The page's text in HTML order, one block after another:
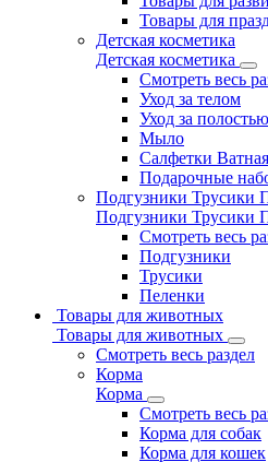
Товары для
Детская косметика
Детская косметика
Смотреть весь
Уход за телом
Уход за
Мыло
Салфетки
Подарочные
Подгузники Трусики
Подгузники Трусики
Смотреть весь
Подгузники
Трусики
Пеленки
Товары для животных
Товары для животных
Смотреть весь раздел
Корма
Корма
Смотреть весь
Корма для собак
Корма для кошек